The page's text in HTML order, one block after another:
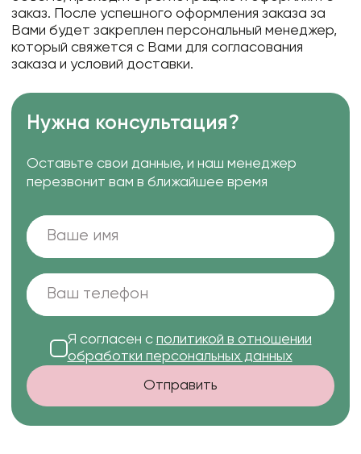
заказ. После успешного оформления заказа за
Вами будет закреплен персональный менеджер,
который свяжется с Вами для согласования
заказа и условий доставки.
Нужна консультация?
Оставьте свои данные, и наш менеджер
перезвонит вам в ближайшее время
Я согласен с политикой в отношении
обработки персональных данных
Отправить